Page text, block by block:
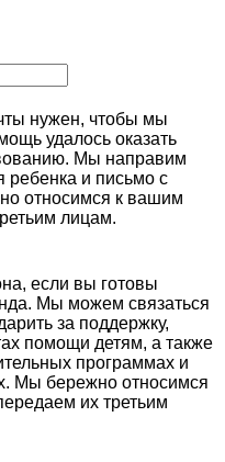
нужен, чтобы мы
удалось оказать
Мы направим
ребенка и письмо с
относимся к вашим
лицам.
если вы готовы
Мы можем связаться
за поддержку,
помощи детям, а также
программах и
Мы бережно относимся
их третьим